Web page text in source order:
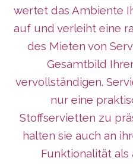
wertet das Ambiente
auf und verleiht eine
des Mieten von
Gesamtbild
vervollständigen.
nur eine
Stoffservietten zu
halten sie auch an
Funktionalität als